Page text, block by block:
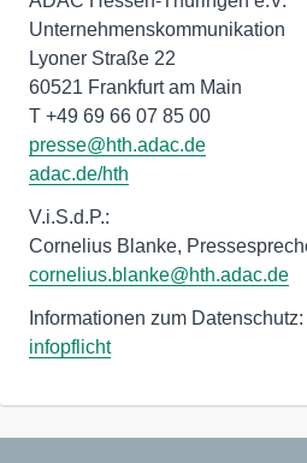
Unternehmenskommunikation
Lyoner Straße 22
60521 Frankfurt am Main
adac.de/hth
V.i.S.d.P.:
cornelius.blanke@hth.adac.de
Informationen zum Datenschutz:
infopflicht